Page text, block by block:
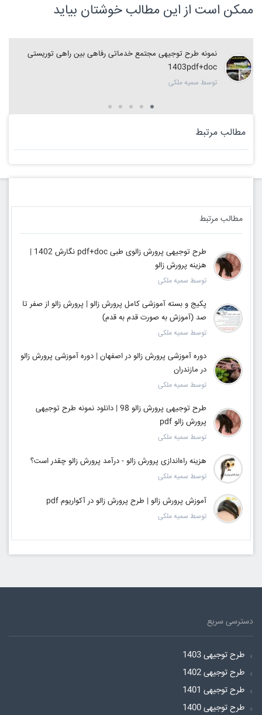
ممکن است از این مطالب خوشتان بیاید
نمونه طرح توجیهی مجتمع خدماتی رفاهی بین راهی توریستی
1403pdf+doc
توسط سمیه ملکی
مطالب مرتبط
مطالب مرتبط
طرح توجیهی پرورش زالوی طبی pdf+doc نگارش 1402 |
هزینه پرورش زالو
توسط سمیه ملکی
پکیج و بسته آموزشی کامل پرورش زالو | پرورش زالو از صفر تا
صد (آموزش به صورت قدم به قدم)
توسط سمیه ملکی
دوره آموزشی پرورش زالو در اصفهان | دوره آموزشی پرورش زالو
در مازندران
توسط سمیه ملکی
طرح توجیهی پرورش زالو 98 | دانلود نمونه طرح توجیهی
پرورش زالو pdf
توسط سمیه ملکی
هزینه راه‌اندازی پرورش زالو - درآمد پرورش زالو چقدر است؟
توسط سمیه ملکی
آموزش پرورش زالو | طرح پرورش زالو در آکواریوم pdf
توسط سمیه ملکی
دسترسی سریع
طرح توجیهی 1403
طرح توجیهی 1402
طرح توجیهی 1401
طرح توجیهی 1400